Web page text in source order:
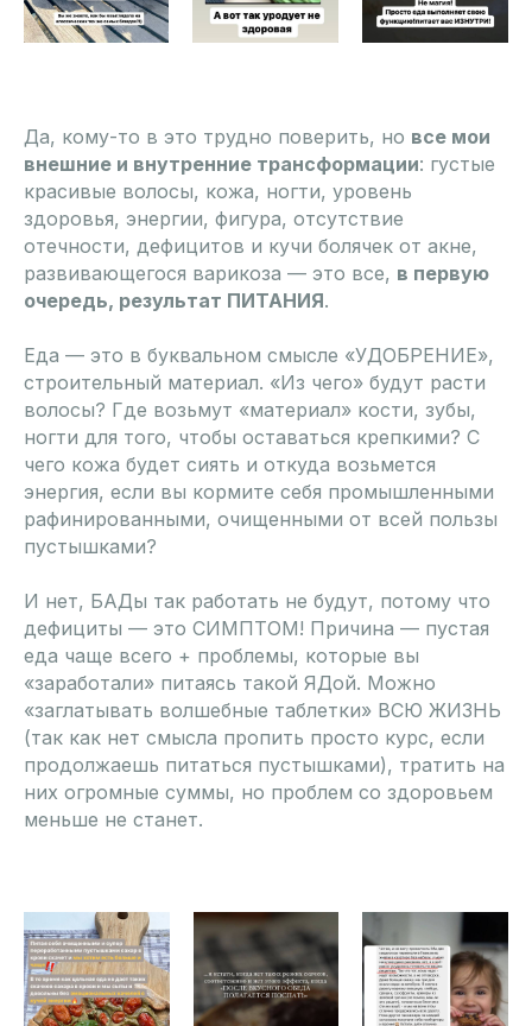
Да, кому-то в это трудно поверить, но все мои
внешние и внутренние трансформации: густые
красивые волосы, кожа, ногти, уровень
здоровья, энергии, фигура, отсутствие
отечности, дефицитов и кучи болячек от акне,
развивающегося варикоза — это все, в первую
очередь, результат ПИТАНИЯ.
Еда — это в буквальном смысле «УДОБРЕНИЕ»,
строительный материал. «Из чего» будут расти
волосы? Где возьмут «материал» кости, зубы,
ногти для того, чтобы оставаться крепкими? С
чего кожа будет сиять и откуда возьмется
энергия, если вы кормите себя промышленными
рафинированными, очищенными от всей пользы
пустышками?
И нет, БАДы так работать не будут, потому что
дефициты — это СИМПТОМ! Причина — пустая
еда чаще всего + проблемы, которые вы
«заработали» питаясь такой ЯДой. Можно
«заглатывать волшебные таблетки» ВСЮ ЖИЗНЬ
(так как нет смысла пропить просто курс, если
продолжаешь питаться пустышками), тратить на
них огромные суммы, но проблем со здоровьем
меньше не станет.